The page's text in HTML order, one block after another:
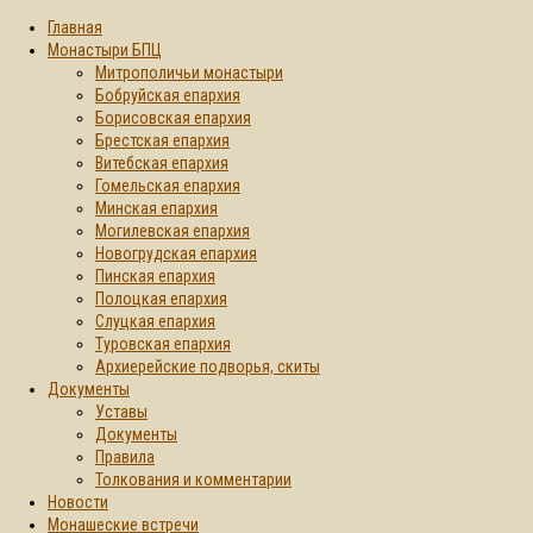
Главная
Монастыри БПЦ
Митрополичьи монастыри
Бобруйская епархия
Борисовская епархия
Брестская епархия
Витебская епархия
Гомельская епархия
Минская епархия
Могилевская епархия
Новогрудская епархия
Пинская епархия
Полоцкая епархия
Слуцкая епархия
Туровская епархия
Архиерейские подворья, скиты
Документы
Уставы
Документы
Правила
Толкования и комментарии
Новости
Монашеские встречи